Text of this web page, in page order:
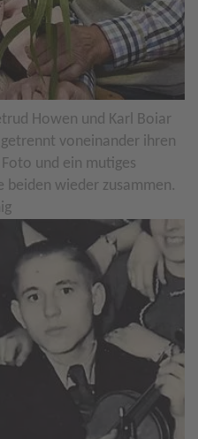
Howen und Karl Boiar
voneinander ihren
und ein mutiges
beiden wieder zusammen.